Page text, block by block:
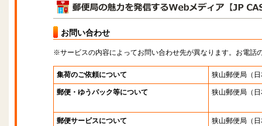
お問い合わせ
※サービスの内容によってお問い合わせ先が異なります。お電話
集荷のご依頼について 狭山郵便局 （
郵便・ゆうパック等について 狭山郵便局 （
郵便サービスについて 狭山郵便局 （